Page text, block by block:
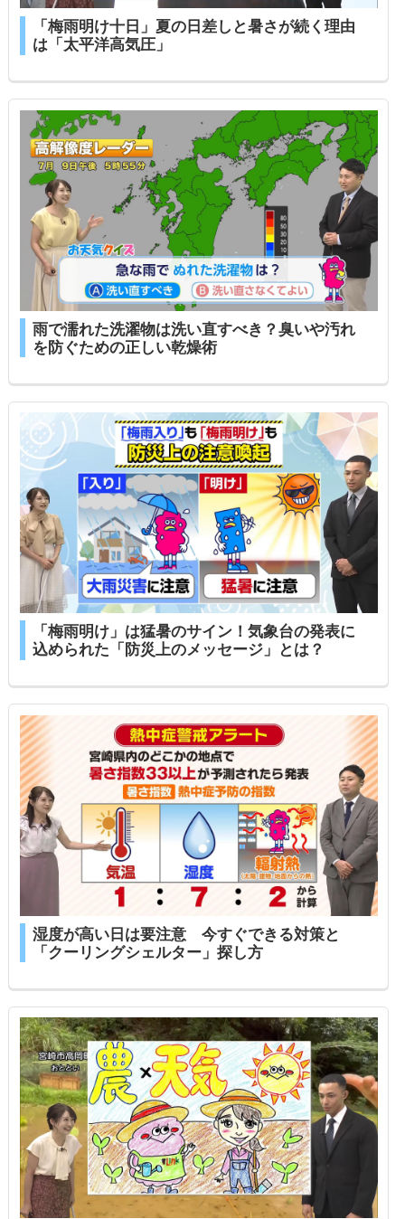
「梅雨明け十日」夏の日差しと暑さが続く理由
は「太平洋高気圧」
雨で濡れた洗濯物は洗い直すべき？臭いや汚れ
を防ぐための正しい乾燥術
「梅雨明け」は猛暑のサイン！気象台の発表に
込められた「防災上のメッセージ」とは？
湿度が高い日は要注意 今すぐできる対策と
「クーリングシェルター」探し方